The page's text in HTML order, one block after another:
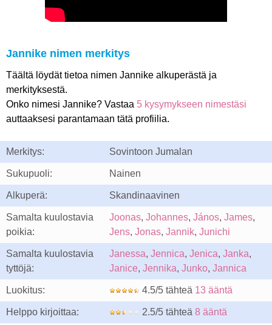
Jannike nimen merkitys
Täältä löydät tietoa nimen Jannike alkuperästä ja
merkityksestä.
Onko nimesi Jannike? Vastaa 5 kysymykseen nimestäsi
auttaaksesi parantamaan tätä profiilia.
Merkitys: Sovintoon Jumalan
Sukupuoli: Nainen
Alkuperä: Skandinaavinen
Samalta kuulostavia
poikia:
Joonas, Johannes, János, James,
Jens, Jonas, Jannik, Junichi
Samalta kuulostavia
tyttöjä:
Janessa, Jennica, Jenica, Janka,
Janice, Jennika, Junko, Jannica
Luokitus: 4.5/5 tähteä 13 ääntä
Helppo kirjoittaa: 2.5/5 tähteä 8 ääntä